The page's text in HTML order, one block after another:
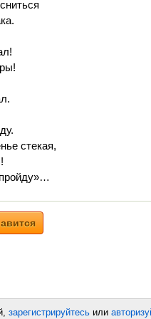
стекая,
зарегистрируйтесь или